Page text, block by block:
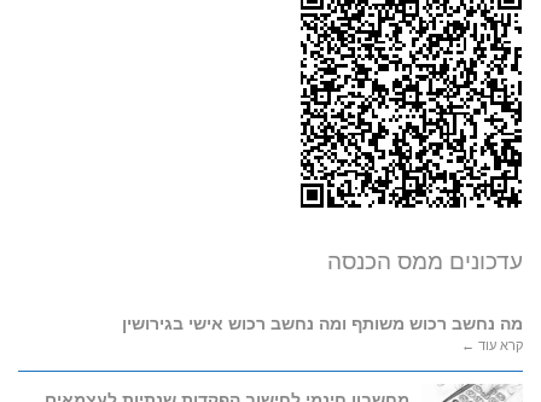
עדכונים ממס הכנסה
מה נחשב רכוש משותף ומה נחשב רכוש אישי בגירושין
קרא עוד ←